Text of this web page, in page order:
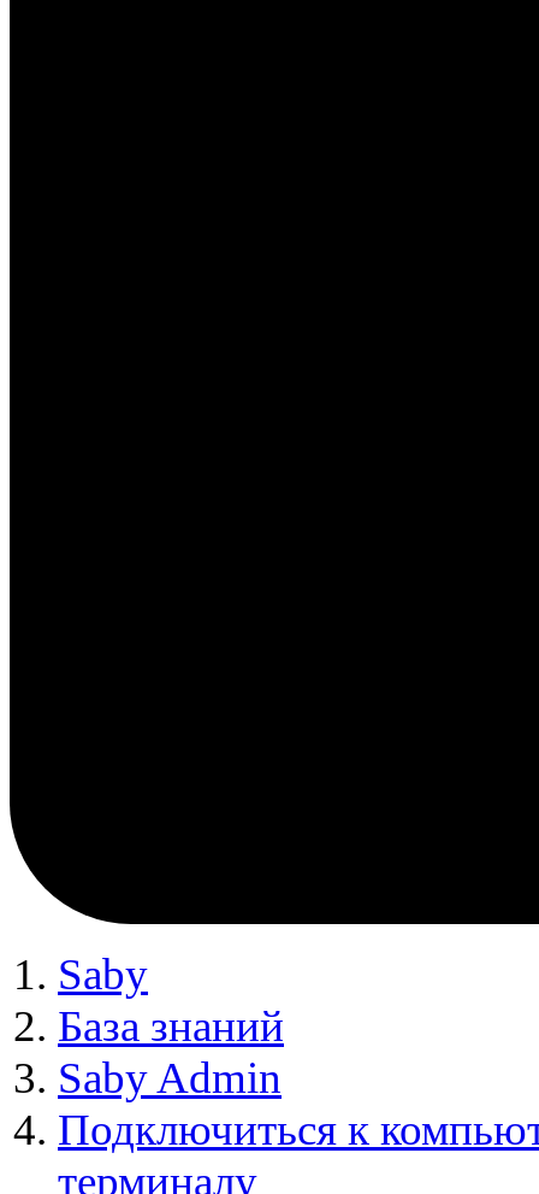
Saby
База знаний
Saby Admin
Подключиться к
терминалу